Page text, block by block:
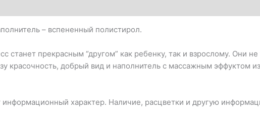
– вспененный полистирол.
станет прекрасным “другом” как ребенку, так и взрослому. Они
красочность, добрый вид и наполнитель с массажным эффуктом
характер. Наличие, расцветки и другую